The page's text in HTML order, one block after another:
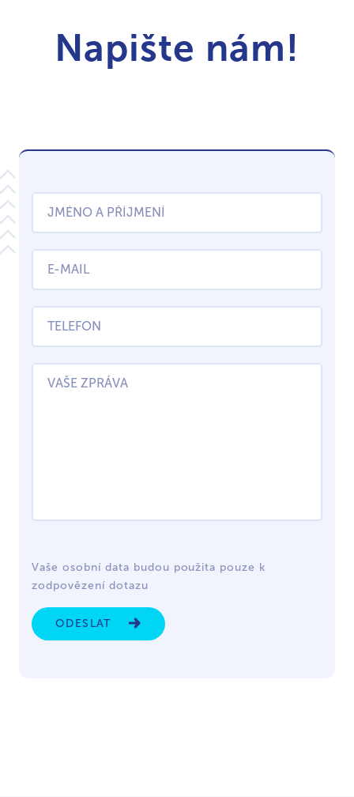
Napište nám!
Vaše osobní data budou použita pouze k
zodpovězení dotazu
ODESLAT